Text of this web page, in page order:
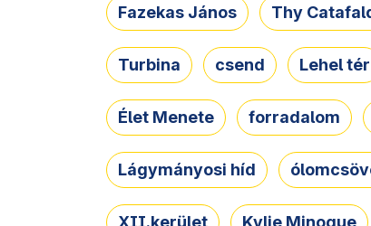
Fazekas János Thy
Turbina csend Lehel tér
Élet Menete forradalom
Lágymányosi híd
XII.kerület Kylie Minogue